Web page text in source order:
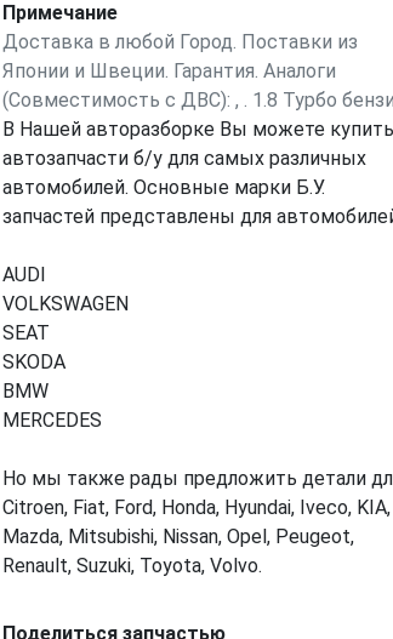
Примечание
Доставка в любой Город. Поставки из
Японии и Швеции. Гарантия. Аналоги
(Совместимость с ДВС): , . 1.8 Турбо
В Нашей авторазборке Вы можете купить
автозапчасти б/у для самых различных
автомобилей. Основные марки Б.У.
запчастей представлены для
AUDI
VOLKSWAGEN
SEAT
SKODA
BMW
MERCEDES
Но мы также рады предложить детали
Citroen, Fiat, Ford, Honda, Hyundai, Iveco, KIA,
Mazda, Mitsubishi, Nissan, Opel, Peugeot,
Renault, Suzuki, Toyota, Volvo.
Поделиться запчастью